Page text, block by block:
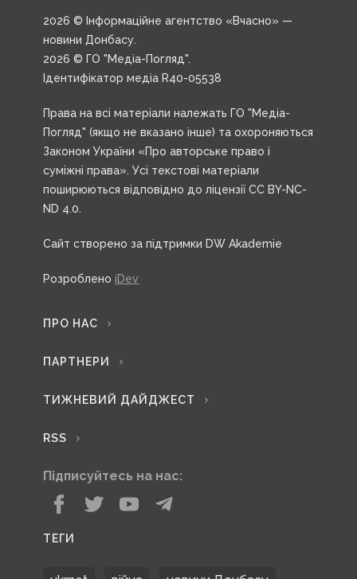
2026 © Інформаційне агентство «Вчасно» —
новини Донбасу.
2026 © ГО "Медіа-Погляд".
Ідентифікатор медіа R40-05538
Права на всі матеріали належать ГО "Медіа-
Погляд" (якщо не вказано інше) та охороняються
Законом України «Про авторське право і
суміжні права». Усі текстові матеріали
поширюються відповідно до ліцензії CC BY-NC-
ND 4.0.
Сайт створено за підтримки DW Akademie
Розроблено iDev
ПРО НАС
ПАРТНЕРИ
ТИЖНЕВИЙ ДАЙДЖЕСТ
RSS
Підписуйтесь на нас:
ТЕГИ